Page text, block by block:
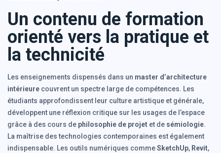
Un contenu de formation
orienté vers la pratique et
la technicité
Les enseignements dispensés dans un master d’architecture
intérieure couvrent un spectre large de compétences. Les
étudiants approfondissent leur culture artistique et générale,
développent une réflexion critique sur les usages de l’espace
grâce à des cours de philosophie de projet et de sémiologie.
La maîtrise des technologies contemporaines est également
indispensable. Les outils numériques commeSketchUp, Revit,